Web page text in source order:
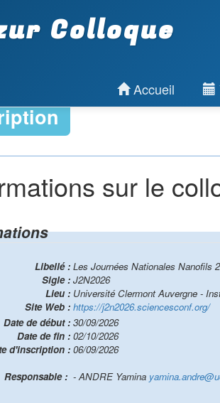
Colloque
Accueil
sur le
Libellé : Les Journées Nationales Nanofils
Sigle : J2N2026
Lieu : Université Clermont Auvergne -
Site Web : https://j2n2026.sciencesconf.org/
Date de début : 30/09/2026
Date de fin : 02/10/2026
d'inscription : 06/09/2026
- ANDRE Yamina